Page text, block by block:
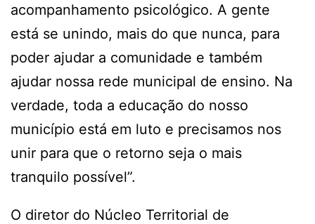
acompanhamento psicológico. A gente
está se unindo, mais do que nunca, para
poder ajudar a comunidade e também
ajudar nossa rede municipal de ensino. Na
verdade, toda a educação do nosso
município está em luto e precisamos nos
unir para que o retorno seja o mais
tranquilo possível”.
O diretor do Núcleo Territorial de